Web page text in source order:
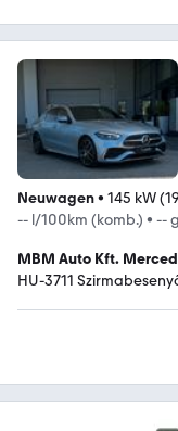
Neuwagen• 145 kW
-- l/100km (komb.) • --
MBM Auto Kft.
HU-3711